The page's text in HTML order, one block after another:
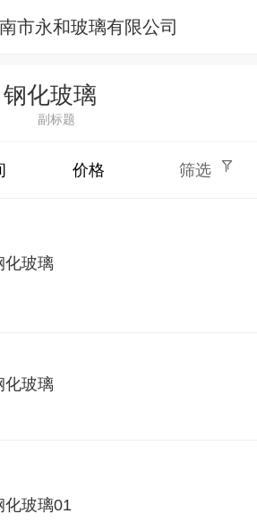
市永和玻璃有限公司
钢化玻璃
副标题
价格 筛选
化玻璃
化玻璃
化玻璃01